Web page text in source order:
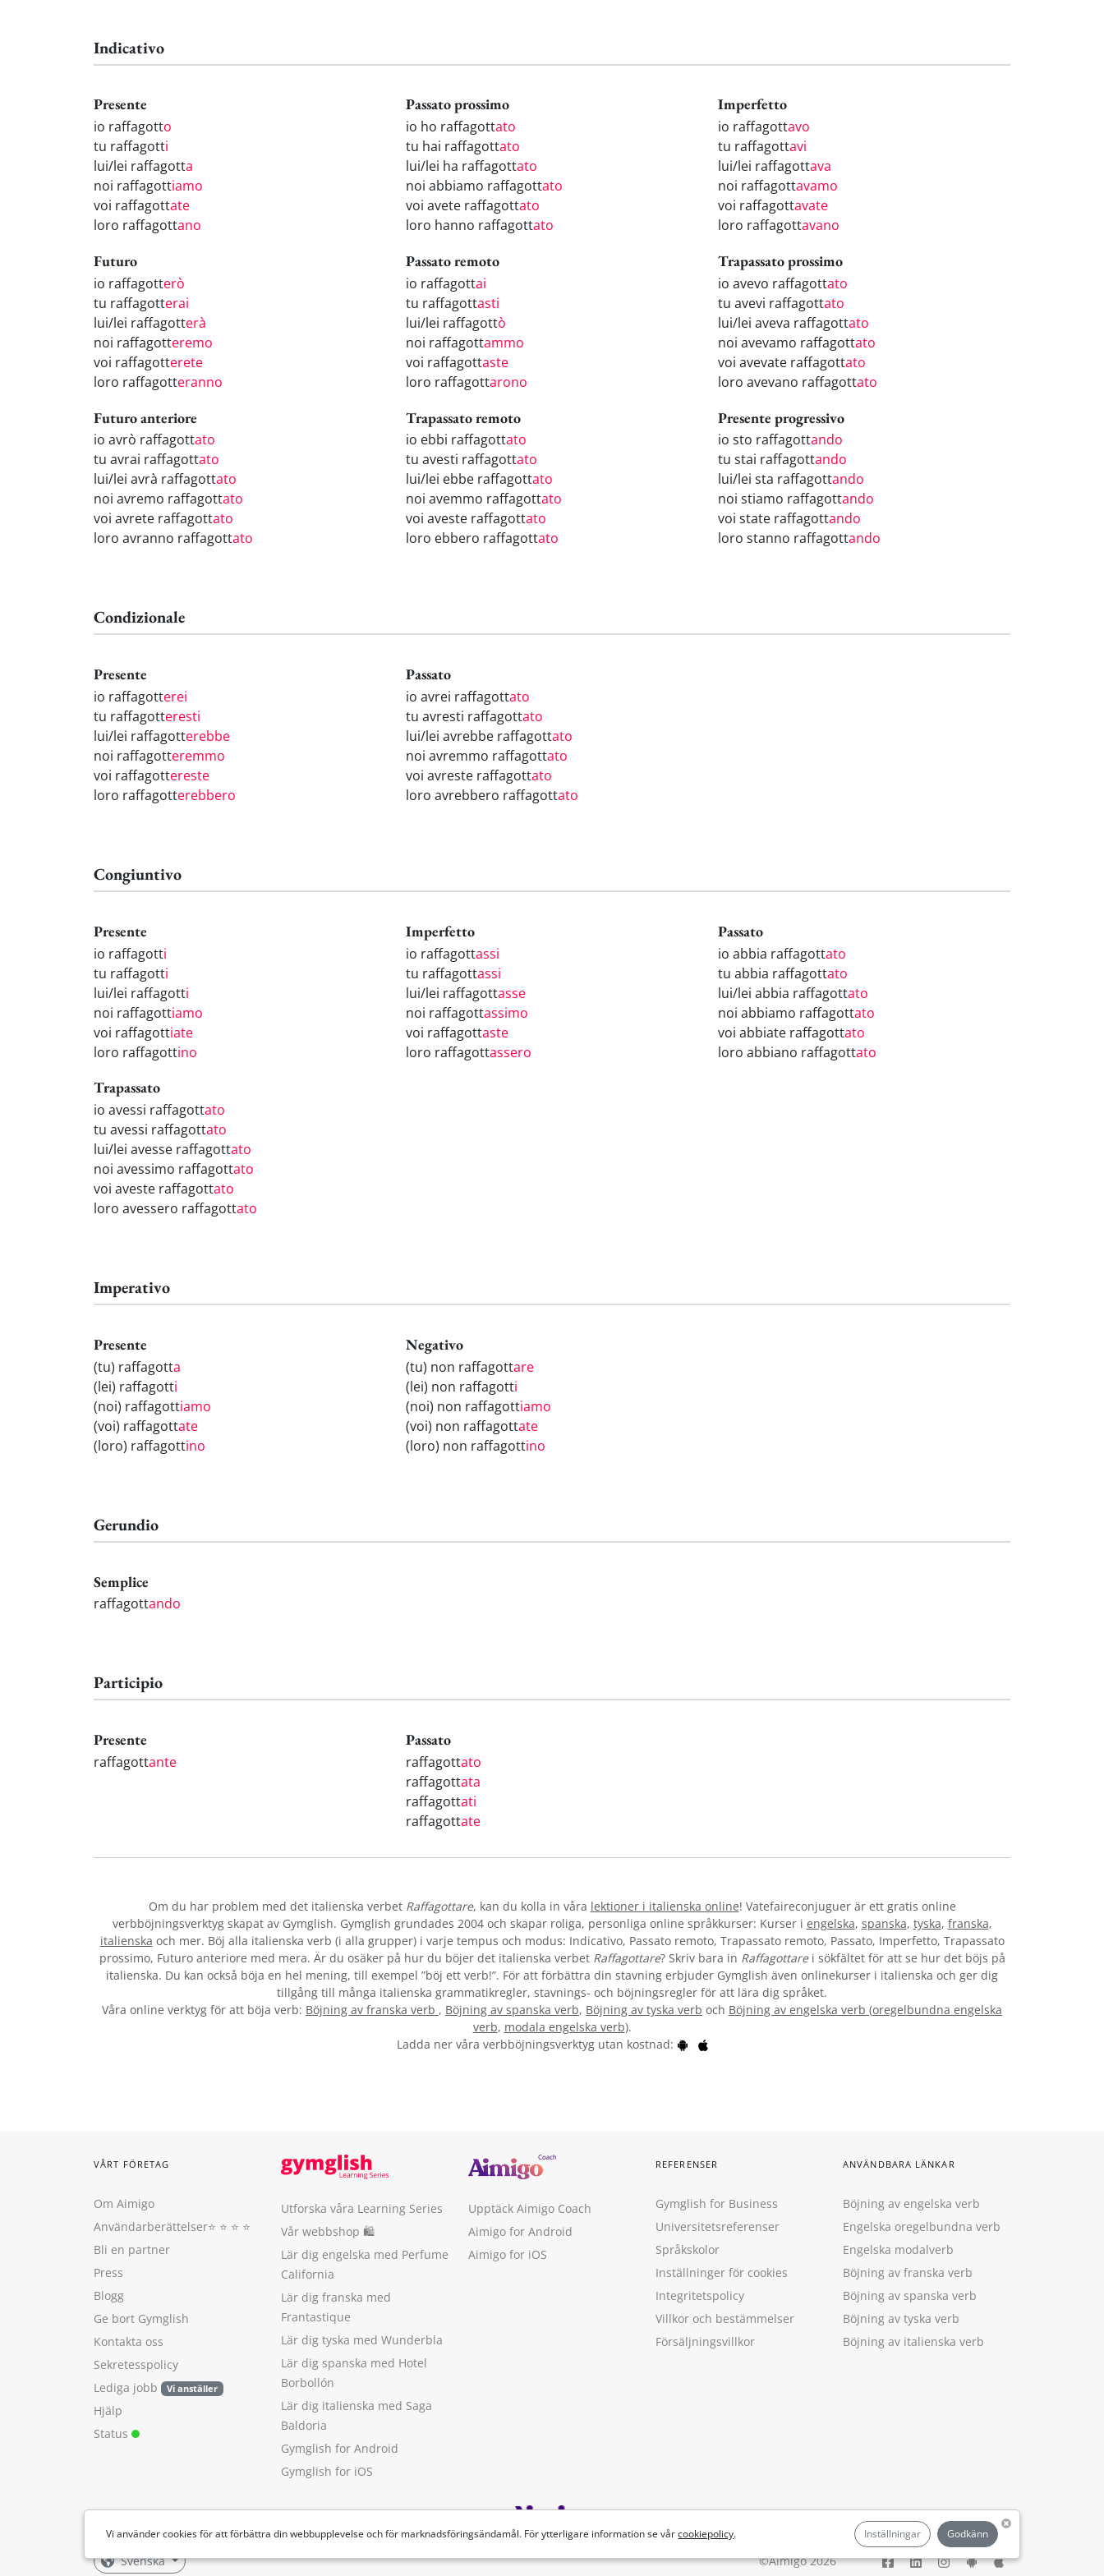
Indicativo
Presente
io raffagotto
tu raffagotti
lui/lei raffagotta
noi raffagottiamo
voi raffagottate
loro raffagottano
Passato prossimo
io ho raffagottato
tu hai raffagottato
lui/lei ha raffagottato
noi abbiamo raffagottato
voi avete raffagottato
loro hanno raffagottato
Imperfetto
io raffagottavo
tu raffagottavi
lui/lei raffagottava
noi raffagottavamo
voi raffagottavate
loro raffagottavano
Futuro
io raffagotterò
tu raffagotterai
lui/lei raffagotterà
noi raffagotteremo
voi raffagotterete
loro raffagotteranno
Passato remoto
io raffagottai
tu raffagottasti
lui/lei raffagottò
noi raffagottammo
voi raffagottaste
loro raffagottarono
Trapassato prossimo
io avevo raffagottato
tu avevi raffagottato
lui/lei aveva raffagottato
noi avevamo raffagottato
voi avevate raffagottato
loro avevano raffagottato
Futuro anteriore
io avrò raffagottato
tu avrai raffagottato
lui/lei avrà raffagottato
noi avremo raffagottato
voi avrete raffagottato
loro avranno raffagottato
Trapassato remoto
io ebbi raffagottato
tu avesti raffagottato
lui/lei ebbe raffagottato
noi avemmo raffagottato
voi aveste raffagottato
loro ebbero raffagottato
Presente progressivo
io sto raffagottando
tu stai raffagottando
lui/lei sta raffagottando
noi stiamo raffagottando
voi state raffagottando
loro stanno raffagottando
Condizionale
Presente
io raffagotterei
tu raffagotteresti
lui/lei raffagotterebbe
noi raffagotteremmo
voi raffagottereste
loro raffagotterebbero
Passato
io avrei raffagottato
tu avresti raffagottato
lui/lei avrebbe raffagottato
noi avremmo raffagottato
voi avreste raffagottato
loro avrebbero raffagottato
Congiuntivo
Presente
io raffagotti
tu raffagotti
lui/lei raffagotti
noi raffagottiamo
voi raffagottiate
loro raffagottino
Imperfetto
io raffagottassi
tu raffagottassi
lui/lei raffagottasse
noi raffagottassimo
voi raffagottaste
loro raffagottassero
Passato
io abbia raffagottato
tu abbia raffagottato
lui/lei abbia raffagottato
noi abbiamo raffagottato
voi abbiate raffagottato
loro abbiano raffagottato
Trapassato
io avessi raffagottato
tu avessi raffagottato
lui/lei avesse raffagottato
noi avessimo raffagottato
voi aveste raffagottato
loro avessero raffagottato
Imperativo
Presente
(tu) raffagotta
(lei) raffagotti
(noi) raffagottiamo
(voi) raffagottate
(loro) raffagottino
Negativo
(tu) non raffagottare
(lei) non raffagotti
(noi) non raffagottiamo
(voi) non raffagottate
(loro) non raffagottino
Gerundio
Semplice
raffagottando
Participio
Presente
raffagottante
Passato
raffagottato
raffagottata
raffagottati
raffagottate
Om du har problem med det italienska verbet Raffagottare, kan du kolla in våra lektioner i italienska online! Vatefaireconjuguer är ett gratis online
verbböjningsverktyg skapat av Gymglish. Gymglish grundades 2004 och skapar roliga, personliga online språkkurser: Kurser i engelska, spanska, tyska, franska,
italienska och mer. Böj alla italienska verb (i alla grupper) i varje tempus och modus: Indicativo, Passato remoto, Trapassato remoto, Passato, Imperfetto, Trapassato
prossimo, Futuro anteriore med mera. Är du osäker på hur du böjer det italienska verbet Raffagottare? Skriv bara in Raffagottarei sökfältet för att se hur det böjs på
italienska. Du kan också böja en hel mening, till exempel ”böj ett verb!”. För att förbättra din stavning erbjuder Gymglish även onlinekurser i italienska och ger dig
tillgång till många italienska grammatikregler, stavnings- och böjningsregler för att lära dig språket.
Våra online verktyg för att böja verb: Böjning av franska verb , Böjning av spanska verb, Böjning av tyska verb och Böjning av engelska verb (oregelbundna engelska
verb, modala engelska verb).
Ladda ner våra verbböjningsverktyg utan kostnad:
Vi använder cookies för att förbättra din webbupplevelse och för marknadsföringsändamål. För ytterligare information se vårcookiepolicy. Inställningar Godkänn
VÅRT FÖRETAG
Om Aimigo
Användarberättelser⭐️ ⭐️ ⭐️ ⭐️
Bli en partner
Press
Blogg
Ge bort Gymglish
Kontakta oss
Sekretesspolicy
Lediga jobb
Vi anställer
Hjälp
Status
Utforska våra Learning Series
Vår webbshop 🛍
Lär dig engelska med Perfume
California
Lär dig franska med
Frantastique
Lär dig tyska med Wunderbla
Lär dig spanska med Hotel
Borbollón
Lär dig italienska med Saga
Baldoria
Gymglish for Android
Gymglish for iOS
Upptäck Aimigo Coach
Aimigo for Android
Aimigo for iOS
REFERENSER
Gymglish for Business
Universitetsreferenser
Språkskolor
Inställninger för cookies
Integritetspolicy
Villkor och bestämmelser
Försäljningsvillkor
ANVÄNDBARA LÄNKAR
Böjning av engelska verb
Engelska oregelbundna verb
Engelska modalverb
Böjning av franska verb
Böjning av spanska verb
Böjning av tyska verb
Böjning av italienska verb
Svenska ©Aimigo 2026